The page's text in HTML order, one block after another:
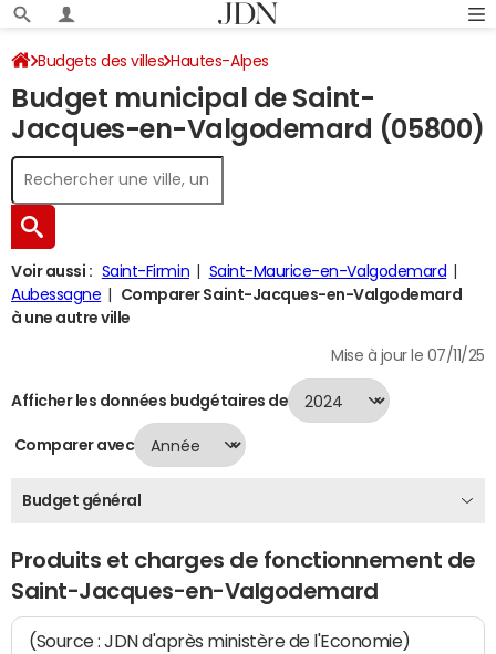
Budgets des villes Hautes-Alpes
Saint-Jacques-en-Valgodemard Budget 2024
Budget municipal de Saint-
Jacques-en-Valgodemard (05800)
Voir aussi : Saint-Firmin
Saint-Maurice-en-Valgodemard
Aubessagne
Comparer Saint-Jacques-en-Valgodemard
à une autre ville
Mise à jour le 07/11/25
Afficher les données budgétaires de
Comparer avec
Budget général
Produits et charges de fonctionnement de
Saint-Jacques-en-Valgodemard
(Source : JDN d'après ministère de l'Economie)